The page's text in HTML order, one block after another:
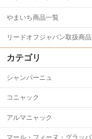
やまいち商品一覧
リードオフジャパン取扱商品
カテゴリ
シャンパーニュ
コニャック
アルマニャック
マール・フィーヌ・グラッパ